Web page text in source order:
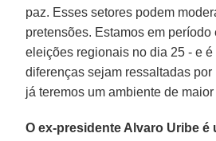
paz. Esses setores podem
pretensões. Estamos em período
eleições regionais no dia 25 - e
diferenças sejam ressaltadas por
já teremos um ambiente de
O ex-presidente Alvaro Uribe é